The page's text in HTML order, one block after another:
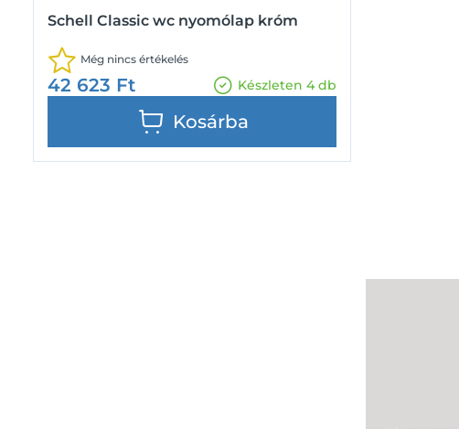
Schell Classic wc nyomólap króm
Még nincs értékelés
42 623 Ft Készleten 4 db
Kosárba